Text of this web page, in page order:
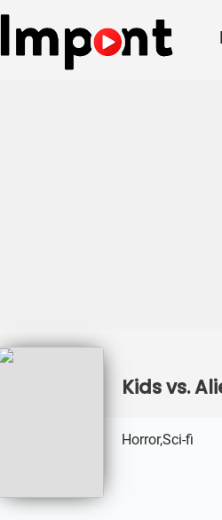
Kids vs.
Horror,Sci-fi